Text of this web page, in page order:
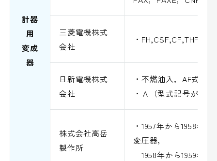
計器
用
変成
器
三菱電機株式
会社
・
日新電機株式
会社
・不燃油入，AF式
・Ａ（型式記号が「
株式会社高岳
製作所
・1957年から1958年
変圧器，
1958年から1959年